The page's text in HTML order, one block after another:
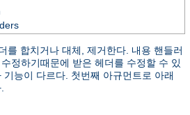
를 합치거나 대체, 제거한다. 내용 핸들러
정하기때문에 받은 헤더를 수정할 수 있
능이 다르다. 첫번째 아규먼트로 아래